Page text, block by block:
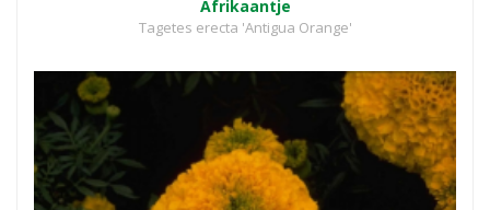
Afrikaantje
Tagetes erecta 'Antigua Orange'